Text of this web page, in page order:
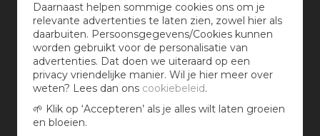
Daarnaast helpen sommige cookies ons om je
relevante advertenties te laten zien, zowel hier als
daarbuiten. Persoonsgegevens/Cookies kunnen
worden gebruikt voor de personalisatie van
advertenties. Dat doen we uiteraard op een
privacy vriendelijke manier. Wil je hier meer over
weten? Lees dan ons cookiebeleid.
🌱 Klik op ‘Accepteren’ als je alles wilt laten groeien
en bloeien.
Wis selectie
Lengte in cm
-